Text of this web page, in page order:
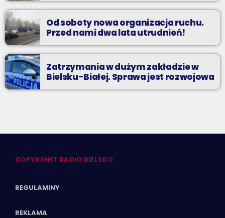
Od soboty nowa organizacja ruchu.
Przed nami dwa lata utrudnień!
Zatrzymania w dużym zakładzie w
Bielsku-Białej. Sprawa jest rozwojowa
COPYRIGHT RADIO BIELSKO
REGULAMINY
REKLAMA